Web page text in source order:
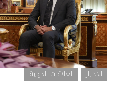
الأخبار العلاقات الدولية